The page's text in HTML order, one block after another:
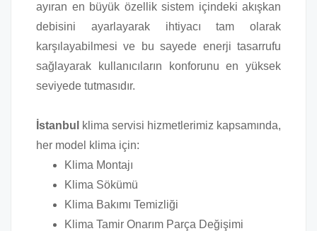
ayıran en büyük özellik sistem içindeki akışkan
debisini ayarlayarak ihtiyacı tam olarak
karşılayabilmesi ve bu sayede enerji tasarrufu
sağlayarak kullanıcıların konforunu en yüksek
seviyede tutmasıdır.
İstanbul
klima servisi hizmetlerimiz kapsamında,
her model klima için:
Klima Montajı
Klima Sökümü
Klima Bakımı Temizliği
Klima Tamir Onarım Parça Değişimi